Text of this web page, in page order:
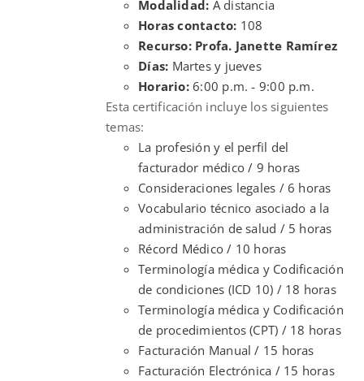
Modalidad: A distancia
Horas contacto: 108
Recurso: Profa. Janette Ramírez
Días: Martes y jueves
Horario:6:00 p.m. - 9:00 p.m.
Esta certificación incluye los siguientes
temas:
La profesión y el perfil del
facturador médico / 9 horas
Consideraciones legales / 6 horas
Vocabulario técnico asociado a la
administración de salud / 5 horas
Récord Médico / 10 horas
Terminología médica y Codificación
de condiciones (ICD 10) / 18 horas
Terminología médica y Codificación
de procedimientos (CPT) / 18 horas
Facturación Manual / 15 horas
Facturación Electrónica / 15 horas